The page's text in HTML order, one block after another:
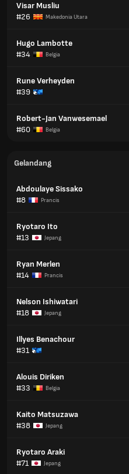
Visar Musliu
#26
Makedonia Utara
Hugo Lambotte
#34
Belgia
Rune Verheyden
#39
Robert-Jan Vanwesemael
#60
Belgia
Gelandang
Abdoulaye Sissako
#8
Prancis
Ryotaro Ito
#13
Jepang
Ryan Merlen
#14
Prancis
Nelson Ishiwatari
#18
Jepang
Illyes Benachour
#31
Alouis Diriken
#33
Belgia
Kaito Matsuzawa
#38
Jepang
Ryotaro Araki
#71
Jepang